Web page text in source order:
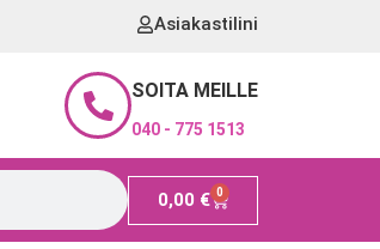
Asiakastilini
SOITA MEILLE
040 - 775 1513
0,00 € 0